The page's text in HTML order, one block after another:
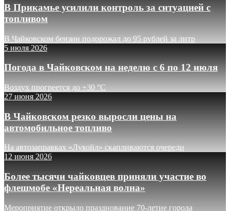
В Прикамье усилили контроль за ситуацией с
топливом
В Чайковском бензин подорожал до 95 рублей за литр
5 июля 2026
Погода в Чайковском на неделю с 6 по 12 июля
Воздух прогреется до +30 °C
27 июня 2026
В Чайковском резко выросли цены на
автомобильное топливо
На автозаправках «Лукойл» скапливаются очереди
12 июня 2026
Более тысячи чайковцев приняли участие во
флешмобе «Нереальная волна»
Мероприятие открыло празднование 70-летие города